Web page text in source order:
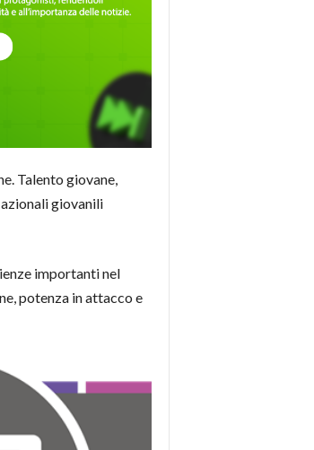
Talento giovane,
giovanili
importanti nel
potenza in attacco e